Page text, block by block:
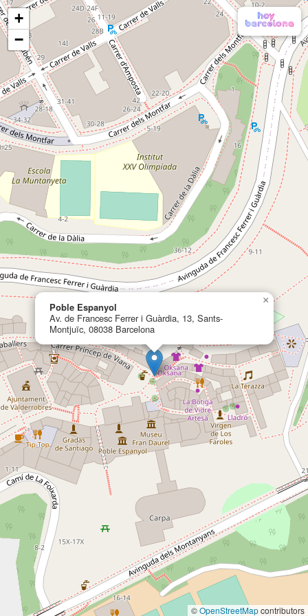
Poble Espanyol
Av. de Francesc Ferrer i Guàrdia, 13, Sants-
Montjuïc, 08038 Barcelona
×
+
−
©OpenStreetMapcontributors